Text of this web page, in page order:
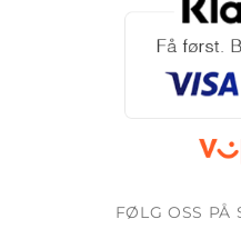
FØLG OSS PÅ